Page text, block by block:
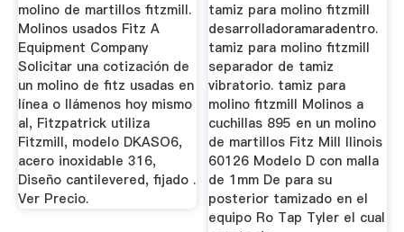
molino de martillos fitzmill.
Molinos usados Fitz A
Equipment Company
Solicitar una cotización de
un molino de fitz usadas en
línea o llámenos hoy mismo
al, Fitzpatrick utiliza
Fitzmill, modelo DKASO6,
acero inoxidable 316,
Diseño cantilevered, fijado .
Ver Precio.
tamiz para molino fitzmill
desarrolladoramaradentro.
tamiz para molino fitzmill
separador de tamiz
vibratorio. tamiz para
molino fitzmill Molinos a
cuchillas 895 en un molino
de martillos Fitz Mill Ilinois
60126 Modelo D con malla
de 1mm De para su
posterior tamizado en el
equipo Ro Tap Tyler el cual